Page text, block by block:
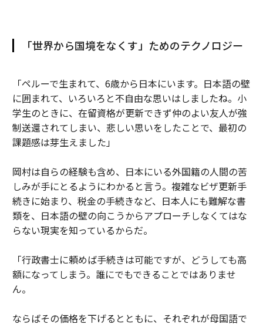
「世界から国境をなくす」ためのテクノロジー
「ペルーで生まれて、6歳から日本にいます。日本語の壁
に囲まれて、いろいろと不自由な思いはしましたね。小
学生のときに、在留資格が更新できず仲のよい友人が強
制送還されてしまい、悲しい思いをしたことで、最初の
課題感は芽生えました」
岡村は自らの経験も含め、日本にいる外国籍の人間の苦
しみが手にとるようにわかると言う。複雑なビザ更新手
続きに始まり、税金の手続きなど、日本人にも難解な書
類を、日本語の壁の向こうからアプローチしなくてはな
らない現実を知っているからだ。
「行政書士に頼めば手続きは可能ですが、どうしても高
額になってしまう。誰にでもできることではありませ
ん。
ならばその価格を下げるとともに、それぞれが母国語で